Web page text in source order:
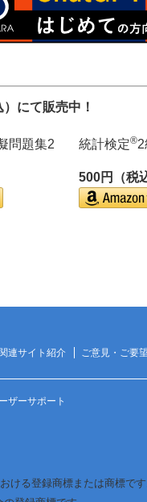
にて販売中！
問題集2 統計検定®
500円（税
関連サイト紹介 ご意見・ご要望
ザーサポート
ける登録商標または商標です